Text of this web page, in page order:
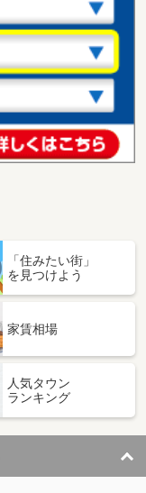
「住みたい街」
を見つけよう
家賃相場
人気タウン
ランキング